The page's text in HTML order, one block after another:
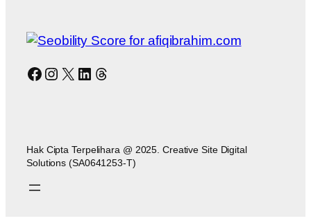
Facebook
Instagram
X LinkedIn
Threads
Hak Cipta Terpelihara @ 2025. Creative Site Digital
Solutions (SA0641253-T)